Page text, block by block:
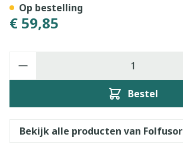
€ 59,85
Bestel
Op bestelling
Bekijk alle producten van Folfusor